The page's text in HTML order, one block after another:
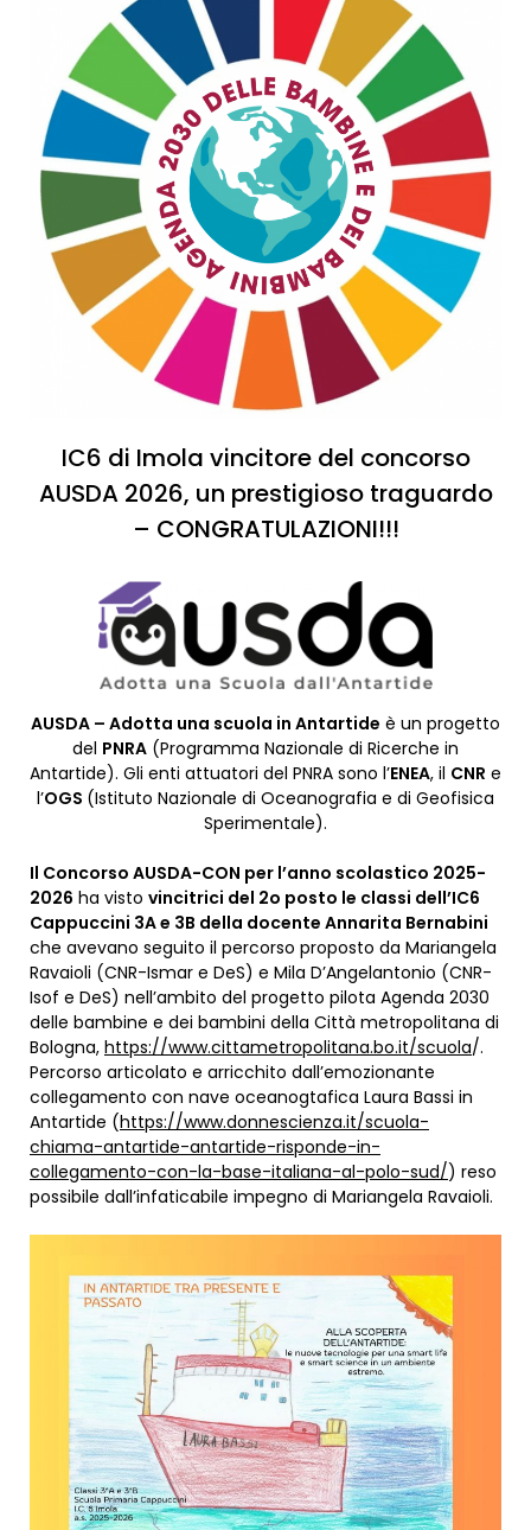
IC6 di Imola vincitore del concorso
AUSDA 2026, un prestigioso traguardo
– CONGRATULAZIONI!!!
AUSDA – Adotta una scuola in Antartide è un progetto
del PNRA (Programma Nazionale di Ricerche in
Antartide). Gli enti attuatori del PNRA sono l’ENEA, il CNR e
l’OGS (Istituto Nazionale di Oceanografia e di Geofisica
Sperimentale).
Il Concorso AUSDA-CON per l’anno scolastico 2025-
2026 ha visto vincitrici del 2o posto le classi dell’IC6
Cappuccini 3A e 3B della docente Annarita Bernabini
che avevano seguito il percorso proposto da Mariangela
Ravaioli (CNR-Ismar e DeS) e Mila D’Angelantonio (CNR-
Isof e DeS) nell’ambito del progetto pilota Agenda 2030
delle bambine e dei bambini della Città metropolitana di
Bologna, https://www.cittametropolitana.bo.it/scuola/.
Percorso articolato e arricchito dall’emozionante
collegamento con nave oceanogtafica Laura Bassi in
Antartide (https://www.donnescienza.it/scuola-
chiama-antartide-antartide-risponde-in-
collegamento-con-la-base-italiana-al-polo-sud/) reso
possibile dall’infaticabile impegno di Mariangela Ravaioli.